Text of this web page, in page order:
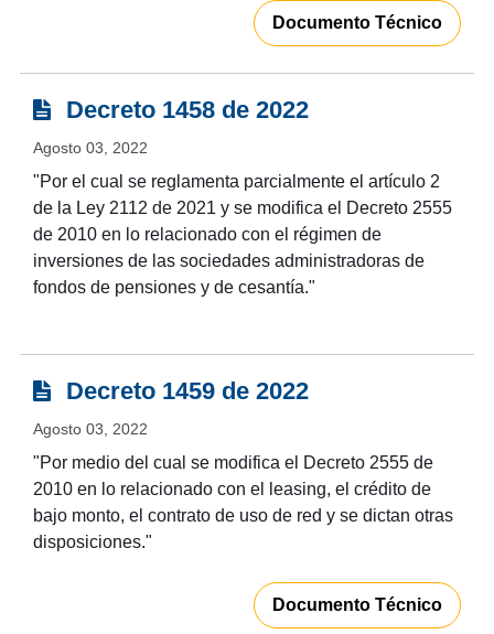
Documento Técnico
Decreto 1458 de 2022
Agosto 03, 2022
"Por el cual se reglamenta parcialmente el artículo 2
de la Ley 2112 de 2021 y se modifica el Decreto 2555
de 2010 en lo relacionado con el régimen de
inversiones de las sociedades administradoras de
fondos de pensiones y de cesantía."
Decreto 1459 de 2022
Agosto 03, 2022
"Por medio del cual se modifica el Decreto 2555 de
2010 en lo relacionado con el leasing, el crédito de
bajo monto, el contrato de uso de red y se dictan otras
disposiciones."
Documento Técnico